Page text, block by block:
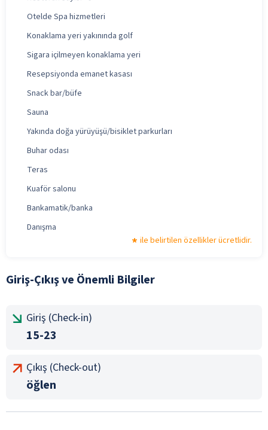
Otelde Spa hizmetleri
Konaklama yeri yakınında golf
Sigara içilmeyen konaklama yeri
Resepsiyonda emanet kasası
Snack bar/büfe
Sauna
Yakında doğa yürüyüşü/bisiklet parkurları
Buhar odası
Teras
Kuaför salonu
Bankamatik/banka
Danışma
ile belirtilen özellikler ücretlidir.
Giriş-Çıkış ve Önemli Bilgiler
Giriş (Check-in)
15-23
Çıkış (Check-out)
öğlen